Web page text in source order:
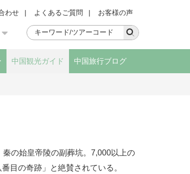
わせ | よくあるご質問 | お客様の声
中国観光ガイド 中国旅行ブログ
の始皇帝陵の副葬坑。7,000以上の
目の奇跡」と絶賛されている。